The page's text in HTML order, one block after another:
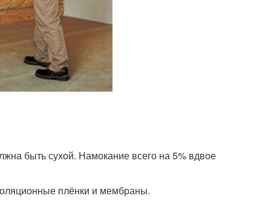
быть сухой. Намокание всего на 5% вдвое
плёнки и мембраны.